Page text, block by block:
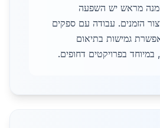
מראש יש השפעה
הזמנים. עבודה עם ספקים
גמישות בתיאום
במיוחד בפרויקטים דחופים.